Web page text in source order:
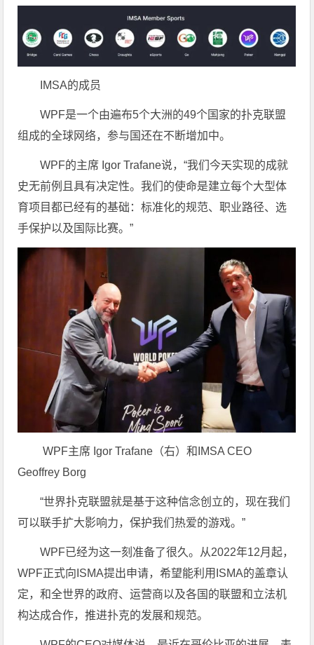
IMSA的成员
WPF是一个由遍布5个大洲的49个国家的扑克联盟
组成的全球网络，参与国还在不断增加中。
WPF的主席 Igor Trafane说，“我们今天实现的成就
史无前例且具有决定性。我们的使命是建立每个大型体
育项目都已经有的基础：标准化的规范、职业路径、选
手保护以及国际比赛。”
WPF主席 Igor Trafane（右）和IMSA CEO
Geoffrey Borg
“世界扑克联盟就是基于这种信念创立的，现在我们
可以联手扩大影响力，保护我们热爱的游戏。”
WPF已经为这一刻准备了很久。从2022年12月起，
WPF正式向ISMA提出申请，希望能利用ISMA的盖章认
定，和全世界的政府、运营商以及各国的联盟和立法机
构达成合作，推进扑克的发展和规范。